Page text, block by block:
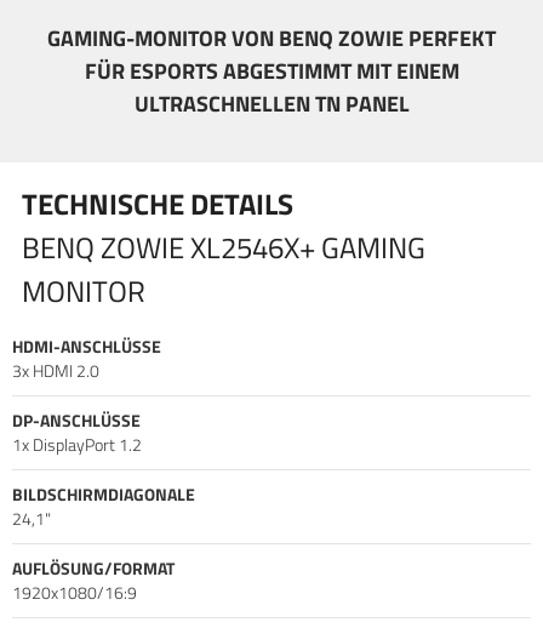
Frames schneller aktualisiert werden und Gegner sich nicht
länger im Schatten verstecken können. Außerdem verhindert
die Sichtschutzblende, dass einfallendes Licht das Bild
längeren Games, da man diesen in der Höhe verstellen,
neigen und drehen kann.
GAMING-MONITOR VON BENQ ZOWIE PERFEKT
FÜR ESPORTS ABGESTIMMT MIT EINEM
ULTRASCHNELLEN TN PANEL
TECHNISCHE DETAILS
BENQ ZOWIE XL2546X+ GAMING
MONITOR
HDMI-ANSCHLÜSSE
3x HDMI 2.0
DP-ANSCHLÜSSE
1x DisplayPort 1.2
BILDSCHIRMDIAGONALE
24,1"
AUFLÖSUNG/FORMAT
1920x1080/16:9